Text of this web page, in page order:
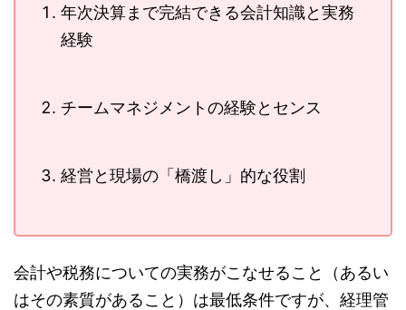
年次決算まで完結できる会計知識と実務
経験
チームマネジメントの経験とセンス
経営と現場の「橋渡し」的な役割
会計や税務についての実務がこなせること（あるい
はその素質があること）は最低条件ですが、経理管